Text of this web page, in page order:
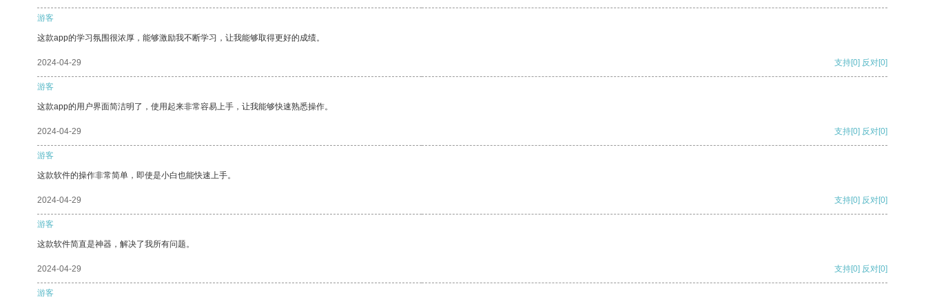
游客
这款app的学习氛围很浓厚，能够激励我不断学习，让我能够取得更好的成绩。
2024-04-29 支持[0] 反对[0]
游客
这款app的用户界面简洁明了，使用起来非常容易上手，让我能够快速熟悉操作。
2024-04-29 支持[0] 反对[0]
游客
这款软件的操作非常简单，即使是小白也能快速上手。
2024-04-29 支持[0] 反对[0]
游客
这款软件简直是神器，解决了我所有问题。
2024-04-29 支持[0] 反对[0]
游客